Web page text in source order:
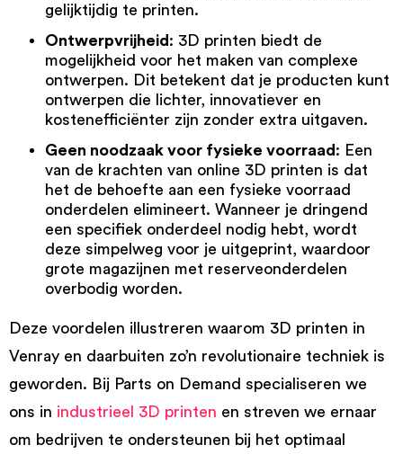
gelijktijdig te printen.
Ontwerpvrijheid : 3D printen biedt de
mogelijkheid voor het maken van complexe
ontwerpen. Dit betekent dat je producten kunt
ontwerpen die lichter, innovatiever en
kostenefficiënter zijn zonder extra uitgaven.
Geen noodzaak voor fysieke voorraad : Een
van de krachten van online 3D printen is dat
het de behoefte aan een fysieke voorraad
onderdelen elimineert. Wanneer je dringend
een specifiek onderdeel nodig hebt, wordt
deze simpelweg voor je uitgeprint, waardoor
grote magazijnen met reserveonderdelen
overbodig worden.
Deze voordelen illustreren waarom 3D printen in
Venray en daarbuiten zo’n revolutionaire techniek is
geworden. Bij Parts on Demand specialiseren we
ons in industrieel 3D printen en streven we ernaar
om bedrijven te ondersteunen bij het optimaal